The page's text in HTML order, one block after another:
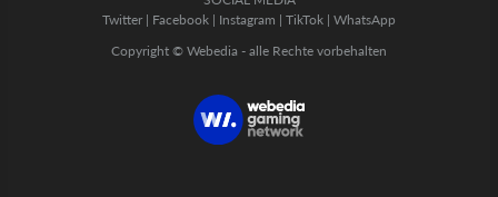
Twitter | Facebook | Instagram | TikTok | WhatsApp
Copyright © Webedia - alle Rechte vorbehalten